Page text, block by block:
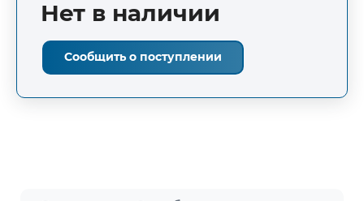
Нет в наличии
Сообщить о поступлении